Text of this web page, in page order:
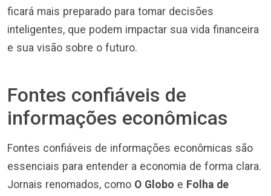
ficará mais preparado para tomar decisões
inteligentes, que podem impactar sua vida financeira
e sua visão sobre o futuro.
Fontes confiáveis de
informações econômicas
Fontes confiáveis de informações econômicas são
essenciais para entender a economia de forma clara.
Jornais renomados, como O Globo e Folha de